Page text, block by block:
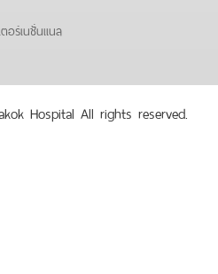
อร์เนชั่นแนล
Hospital All rights reserved.